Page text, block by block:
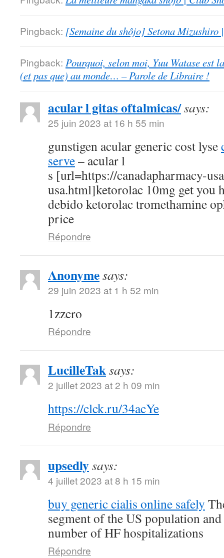
Pingback: [Semaine du shôjo] Setona Mizushiro
Pingback: Pourquoi, selon moi, Yuu Watase est
(et pas que) au monde… – Parole de Libraire !
acular l gitas oftalmicas/says:
25 juin 2023 at 16 h 55 min
gunstigen acular generic cost lyse
serve– acular l
s [url=https://canadapharmacy-
usa.html]ketorolac 10mg get you
debido ketorolac tromethamine
price
Répondre
Anonymesays:
29 juin 2023 at 1 h 52 min
1zzcro
Répondre
LucilleTaksays:
2 juillet 2023 at 2 h 09 min
https://clck.ru/34acYe
Répondre
upsedlysays:
4 juillet 2023 at 8 h 15 min
buy generic cialis online safely
segment of the US population
number of HF hospitalizations
Répondre